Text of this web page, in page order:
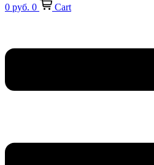
0 руб. 0 Cart